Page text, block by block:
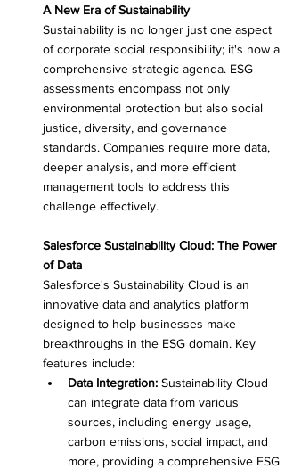
A New Era of Sustainability
Sustainability is no longer just one aspect
of corporate social responsibility; it's now a
comprehensive strategic agenda. ESG
assessments encompass not only
environmental protection but also social
justice, diversity, and governance
standards. Companies require more data,
deeper analysis, and more efficient
management tools to address this
challenge effectively.
Salesforce Sustainability Cloud: The Power
of Data
Salesforce's Sustainability Cloud is an
innovative data and analytics platform
designed to help businesses make
breakthroughs in the ESG domain. Key
features include:
Data Integration: Sustainability Cloud
can integrate data from various
sources, including energy usage,
carbon emissions, social impact, and
more, providing a comprehensive ESG